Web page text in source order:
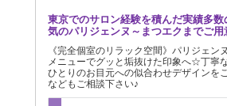
東京でのサロン経験を積んだ実績多
気のパリジェンヌ～まつエクまでご
《完全個室のリラック空間》パリジェン
メニューでグッと垢抜けた印象へ☆丁寧
ひとりのお目元への似合わせデザインを
などもご相談下さい♪